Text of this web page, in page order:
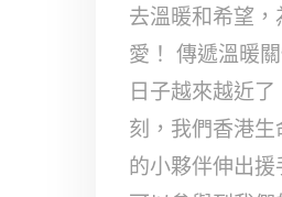
去溫暖和希望
愛！ 傳遞溫暖
日子越來越近
刻，我們香港
的小夥伴伸出援